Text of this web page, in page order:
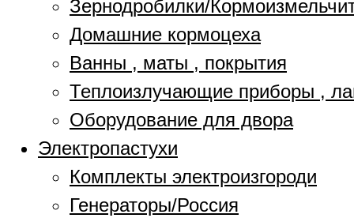
Зернодробилки/
Домашние кормоцеха
Ванны , маты , покрытия
Теплоизлучающие приборы ,
Оборудование для двора
Электропастухи
Комплекты электроизгороди
Генераторы/Россия